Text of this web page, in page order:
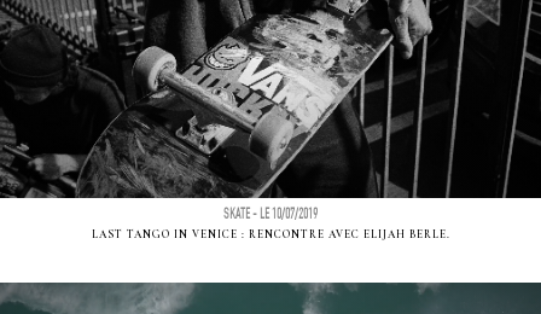
SKATE - LE 10/07/2019
LAST TANGO IN VENICE : RENCONTRE AVEC ELIJAH BERLE.